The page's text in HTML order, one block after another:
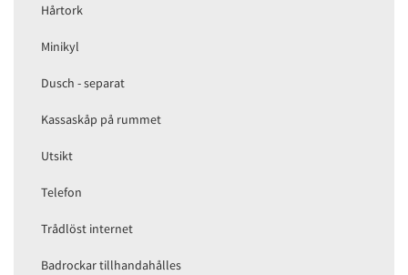
Hårtork
Minikyl
Dusch - separat
Kassaskåp på rummet
Utsikt
Telefon
Trådlöst internet
Badrockar tillhandahålles